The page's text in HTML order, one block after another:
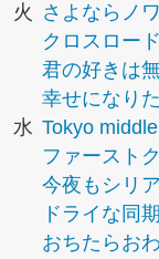
火
さよならノ
クロスロー
君の好きは
幸せになり
水 Tokyo
ファースト
今夜もシリ
ドライな同
おちたらお